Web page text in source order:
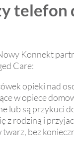
telefon
Konnekt
Care:
opieki nad
w opiece
lub są przykuci
z rodziną i
twarz, bez